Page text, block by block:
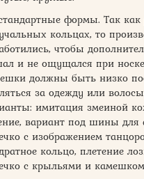
формы. Так как
кольцах, то
чтобы
и не ощущался при
должны быть низко
за одежду или
имитация змеиной
вариант под шины для
с изображением
кольцо, плетение
с крыльями и